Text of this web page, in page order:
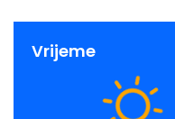
Vrijeme